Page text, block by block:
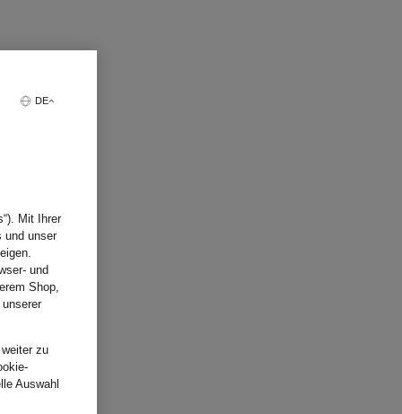
DE
Mit Ihrer
und unser
und
Shop,
zu
Auswahl